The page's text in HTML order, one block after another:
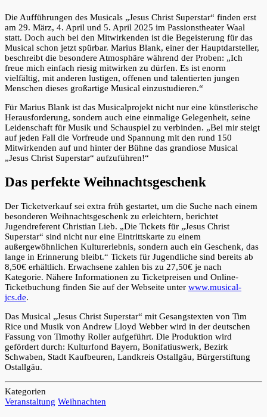
Die Aufführungen des Musicals „Jesus Christ Superstar“ finden erst
am 29. März, 4. April und 5. April 2025 im Passionstheater Waal
statt. Doch auch bei den Mitwirkenden ist die Begeisterung für das
Musical schon jetzt spürbar. Marius Blank, einer der Hauptdarsteller,
beschreibt die besondere Atmosphäre während der Proben: „Ich
freue mich einfach riesig mitwirken zu dürfen. Es ist enorm
vielfältig, mit anderen lustigen, offenen und talentierten jungen
Menschen dieses großartige Musical einzustudieren.“
Für Marius Blank ist das Musicalprojekt nicht nur eine künstlerische
Herausforderung, sondern auch eine einmalige Gelegenheit, seine
Leidenschaft für Musik und Schauspiel zu verbinden. „Bei mir steigt
auf jeden Fall die Vorfreude und Spannung mit den rund 150
Mitwirkenden auf und hinter der Bühne das grandiose Musical
„Jesus Christ Superstar“ aufzuführen!“
Das perfekte Weihnachtsgeschenk
Der Ticketverkauf sei extra früh gestartet, um die Suche nach einem
besonderen Weihnachtsgeschenk zu erleichtern, berichtet
Jugendreferent Christian Lieb. „Die Tickets für „Jesus Christ
Superstar“ sind nicht nur eine Eintrittskarte zu einem
außergewöhnlichen Kulturerlebnis, sondern auch ein Geschenk, das
lange in Erinnerung bleibt.“ Tickets für Jugendliche sind bereits ab
8,50€ erhältlich. Erwachsene zahlen bis zu 27,50€ je nach
Kategorie. Nähere Informationen zu Ticketpreisen und Online-
Ticketbuchung finden Sie auf der Webseite unter www.musical-
jcs.de.
Das Musical „Jesus Christ Superstar“ mit Gesangstexten von Tim
Rice und Musik von Andrew Lloyd Webber wird in der deutschen
Fassung von Timothy Roller aufgeführt. Die Produktion wird
gefördert durch: Kulturfond Bayern, Bonifatiuswerk, Bezirk
Schwaben, Stadt Kaufbeuren, Landkreis Ostallgäu, Bürgerstiftung
Ostallgäu.
Kategorien
Veranstaltung Weihnachten